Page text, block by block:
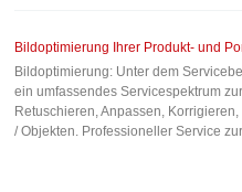
Bildoptimierung Ihrer Produkt- und
Bildoptimierung: Unter dem
ein umfassendes Servicespektrum
Retuschieren, Anpassen,
/ Objekten. Professioneller Service